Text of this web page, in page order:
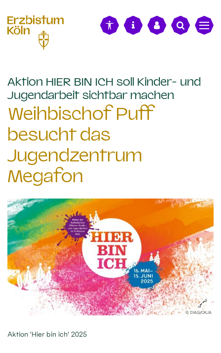
Aktion HIER BIN ICH soll Kinder- und
Jugendarbeit sichtbar machen
Weihbischof Puff
besucht das
Jugendzentrum
Megafon
© DIAG/OKJA
Aktion 'Hier bin ich' 2025